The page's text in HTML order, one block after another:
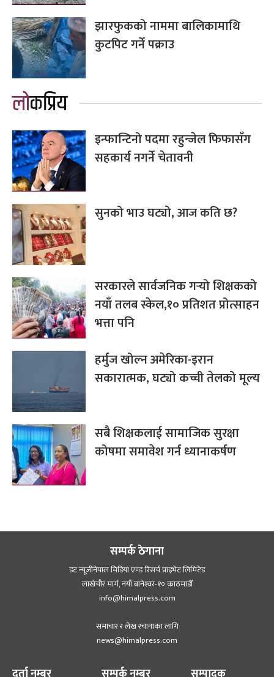
झारफुकको नाममा बालिकामाथि
कुटपिट गर्ने पक्राउ
लोकप्रिय
इन्फान्टिनो पदमा रहुन्जेल फिफासँग
सहकार्य नगर्ने चेतावनी
सुनको भाउ घट्यो, आज कति छ?
सरकारले सार्वजनिक गर्‍यो शिक्षकको
नयाँ तलब स्केल,१० प्रतिशत प्रोत्साहन
भत्ता पनि
हर्मुज खोल्न अमेरिका-इरान
सकारात्मक, घट्यो कच्ची तेलको मूल्य
सबै शिक्षकलाई सामाजिक सुरक्षा
कोषमा समावेश गर्न ध्यानाकर्षण
सम्पर्क ठेगाना
डट न्यूजीनेपाल मिडिया एण्ड रिसर्च प्राइभेट लिमिटेड
लाखेचौर मार्ग, नयाँ बानेश्‍वर-१० काठमाडौँ
info@himalpress.com
समाचार र लेख रचानाका लागि
news@himalpress.com